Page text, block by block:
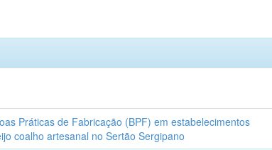
Práticas de Fabricação (BPF) em estabelecimentos
coalho artesanal no Sertão Sergipano